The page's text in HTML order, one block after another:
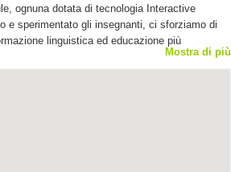
ognuna dotata di tecnologia Interactive
e sperimentato gli insegnanti, ci sforziamo di
linguistica ed educazione più
Mostra di più